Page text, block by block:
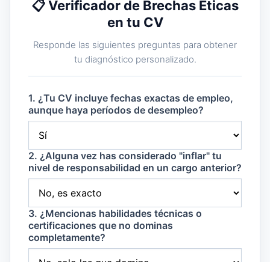
📋 Verificador de Brechas Éticas
en tu CV
Responde las siguientes preguntas para obtener
tu diagnóstico personalizado.
1. ¿Tu CV incluye fechas exactas de empleo,
aunque haya períodos de desempleo?
2. ¿Alguna vez has considerado "inflar" tu
nivel de responsabilidad en un cargo anterior?
3. ¿Mencionas habilidades técnicas o
certificaciones que no dominas
completamente?